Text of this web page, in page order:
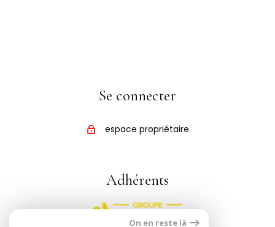
Se connecter
espace propriétaire
Adhérents
On en reste là